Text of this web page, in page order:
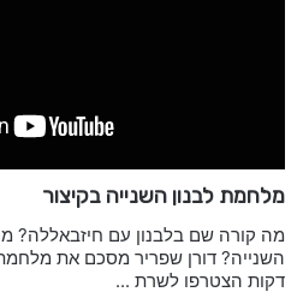
מלחמת לבנון השנייה בקיצור
מה קורה שם בלבנון עם חיזבאללה?
דקות הצטרפו לשרת ...